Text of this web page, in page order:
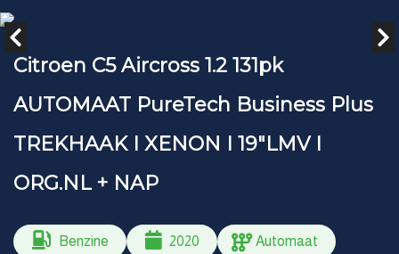
Citroen C5 Aircross 1.2 131pk
AUTOMAAT PureTech Business Plus
TREKHAAK I XENON I 19"LMV I
ORG.NL + NAP
Benzine 2020 Automaat